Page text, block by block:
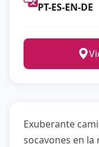
PT-ES-EN-DE
Exuberante
socavones en la